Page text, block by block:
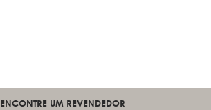
ENCONTRE UM REVENDEDOR